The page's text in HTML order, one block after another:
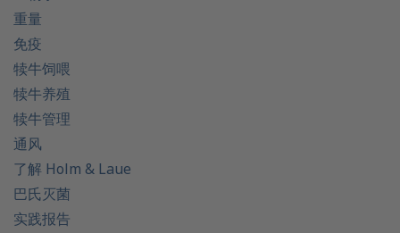
重量
免疫
犊牛饲喂
犊牛养殖
犊牛管理
通风
了解 Holm & Laue
巴氏灭菌
实践报告